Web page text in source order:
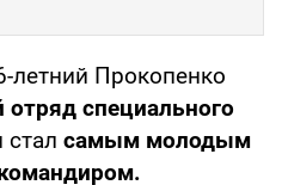
летний Прокопенко
специального
стал самым молодым